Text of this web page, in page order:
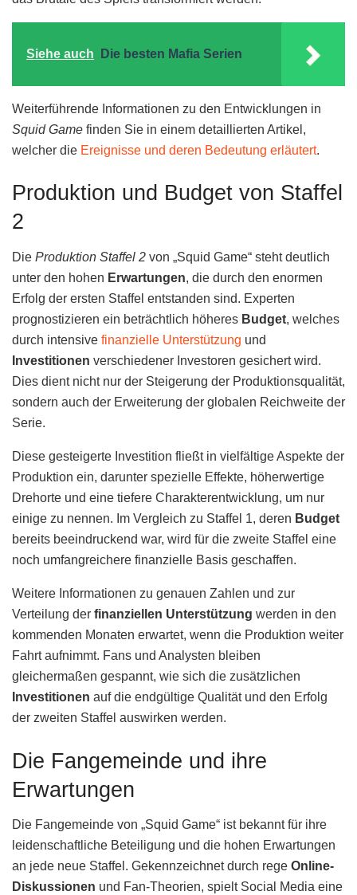
Siehe auch Die besten Mafia Serien
Weiterführende Informationen zu den Entwicklungen in
Squid Game finden Sie in einem detaillierten Artikel,
welcher die Ereignisse und deren Bedeutung erläutert.
Produktion und Budget von Staffel
2
Die Produktion Staffel 2 von „Squid Game“ steht deutlich
unter den hohen Erwartungen, die durch den enormen
Erfolg der ersten Staffel entstanden sind. Experten
prognostizieren ein beträchtlich höheres Budget, welches
durch intensive finanzielle Unterstützung und
Investitionen verschiedener Investoren gesichert wird.
Dies dient nicht nur der Steigerung der Produktionsqualität,
sondern auch der Erweiterung der globalen Reichweite der
Serie.
Diese gesteigerte Investition fließt in vielfältige Aspekte der
Produktion ein, darunter spezielle Effekte, höherwertige
Drehorte und eine tiefere Charakterentwicklung, um nur
einige zu nennen. Im Vergleich zu Staffel 1, deren Budget
bereits beeindruckend war, wird für die zweite Staffel eine
noch umfangreichere finanzielle Basis geschaffen.
Weitere Informationen zu genauen Zahlen und zur
Verteilung der finanziellen Unterstützung werden in den
kommenden Monaten erwartet, wenn die Produktion weiter
Fahrt aufnimmt. Fans und Analysten bleiben
gleichermaßen gespannt, wie sich die zusätzlichen
Investitionen auf die endgültige Qualität und den Erfolg
der zweiten Staffel auswirken werden.
Die Fangemeinde und ihre
Erwartungen
Die Fangemeinde von „Squid Game“ ist bekannt für ihre
leidenschaftliche Beteiligung und die hohen Erwartungen
an jede neue Staffel. Gekennzeichnet durch rege Online-
Diskussionen und Fan-Theorien, spielt Social Media eine